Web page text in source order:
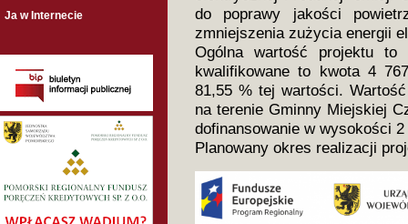
Ja w Internecie
do poprawy jakości
zmniejszenia zużycia energii
Ogólna wartość projektu
kwalifikowane to kwota 4
81,55 % tej wartości.
na terenie Gminny Miejskiej
dofinansowanie w wysokości 2
Planowany okres realizacji